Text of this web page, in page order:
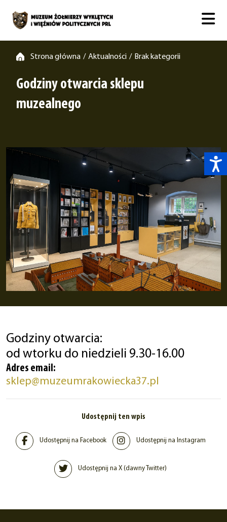
Strona główna / Aktualności / Brak kategorii
Godziny otwarcia sklepu
muzealnego
Godziny otwarcia:
od wtorku do niedzieli 9.30-16.00
Adres email:
sklep@muzeumrakowiecka37.pl
Udostępnij ten wpis
Udostępnij na Facebook Udostępnij na Instagram
Udostępnij na X (dawny Twitter)